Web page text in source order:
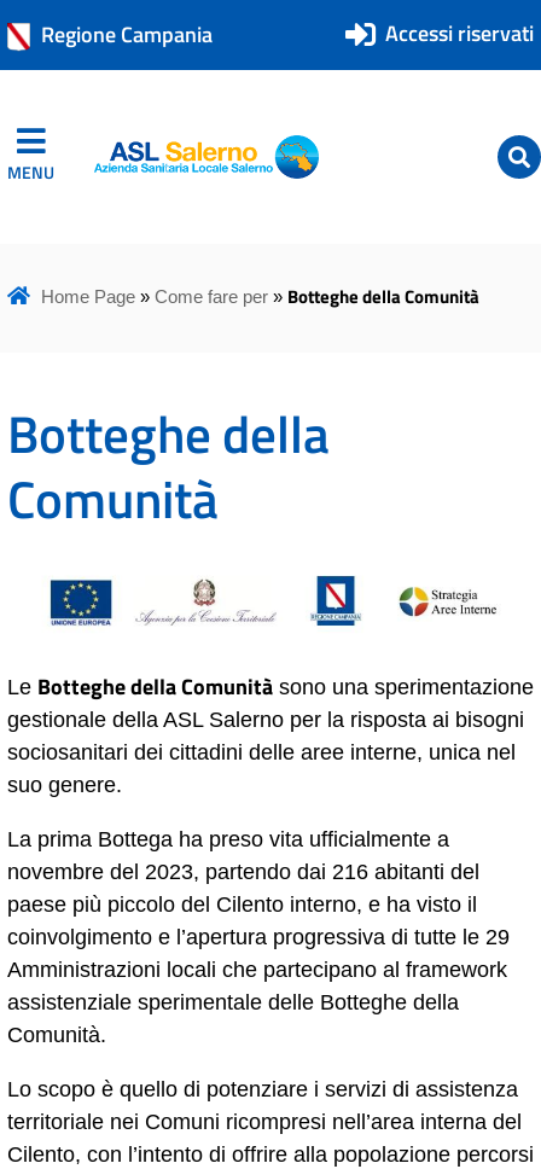
Regione Campania Accessi riservati
MENU ASL Salerno
ASL Salerno
Home Page» Come fare per» Botteghe della Comunità
Botteghe della
Comunità
Le Botteghe della Comunità sono una sperimentazione
gestionale della ASL Salerno per la risposta ai bisogni
sociosanitari dei cittadini delle aree interne, unica nel
suo genere.
La prima Bottega ha preso vita ufficialmente a
novembre del 2023, partendo dai 216 abitanti del
paese più piccolo del Cilento interno, e ha visto il
coinvolgimento e l’apertura progressiva di tutte le 29
Amministrazioni locali che partecipano al framework
assistenziale sperimentale delle Botteghe della
Comunità.
Lo scopo è quello di potenziare i servizi di assistenza
territoriale nei Comuni ricompresi nell’area interna del
Cilento, con l’intento di offrire alla popolazione percorsi